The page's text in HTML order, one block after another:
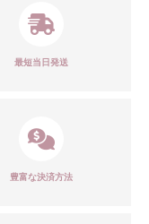
最短当日発送
豊富な決済方法